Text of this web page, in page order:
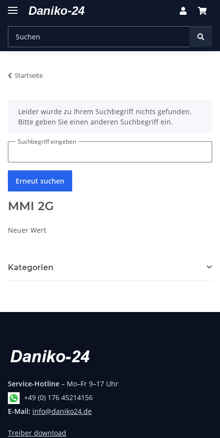
Startseite
xLeider wurde zu Ihrem Suchbegriff nichts gefunden.
Bitte geben Sie einen anderen Suchbegriff ein.
Suchbegriff eingeben
Erneut suchen
MMI 2G
Neuer Wert
Kategorien
Service-Hotline – Mo–Fr 9–17 Uhr
+49 (0) 176 45214156
E-Mail: info@daniko24.de
Treiber download